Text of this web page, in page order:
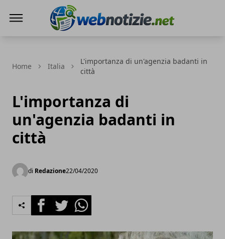
Home Italia
L'importanza di un'agenzia badanti in
città
L'importanza di
un'agenzia badanti in
città
di Redazione22/04/2020
FacebookTwitterWhatsapp